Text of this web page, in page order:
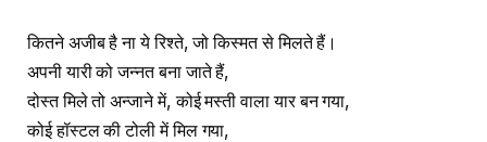
कितने अजीब है ना ये रिश्ते, जो किस्मत से मिलते हैं।
अपनी यारी को जन्नत बना जाते हैं,
दोस्त मिले तो अन्जाने में, कोई मस्ती वाला यार बन गया,
कोई हॉस्टल की टोली में मिल गया,